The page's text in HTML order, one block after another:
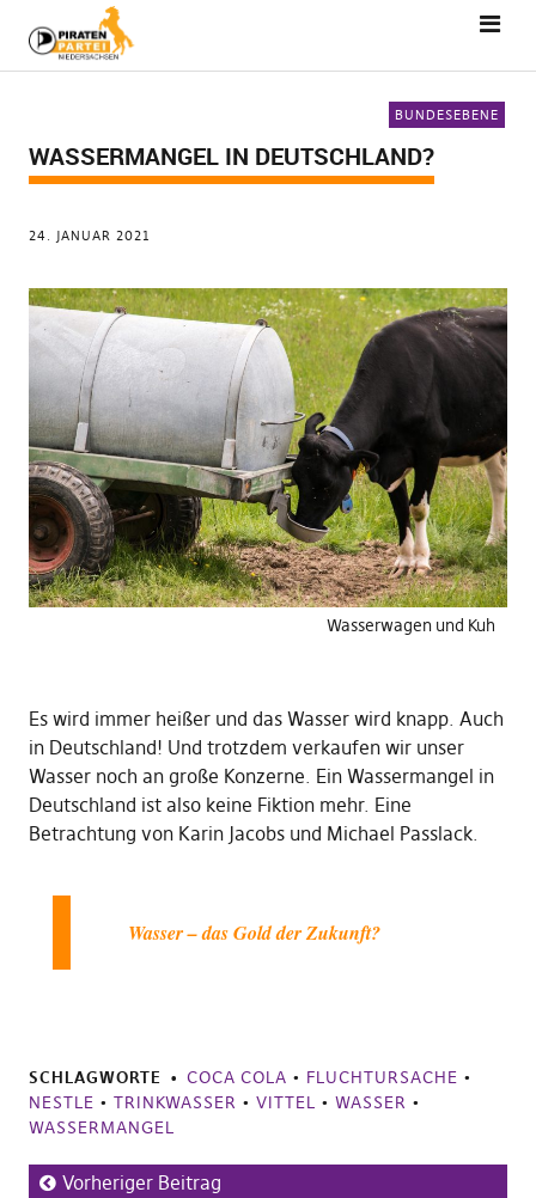
BUNDESEBENE
WASSERMANGEL IN DEUTSCHLAND?
24. JANUAR 2021
Wasserwagen und Kuh
Es wird immer heißer und das Wasser wird knapp. Auch
in Deutschland! Und trotzdem verkaufen wir unser
Wasser noch an große Konzerne. Ein Wassermangel in
Deutschland ist also keine Fiktion mehr. Eine
Betrachtung von Karin Jacobs und Michael Passlack.
Wasser – das Gold der Zukunft?
SCHLAGWORTE COCA COLA • FLUCHTURSACHE •
NESTLE • TRINKWASSER • VITTEL • WASSER •
WASSERMANGEL
Vorheriger Beitrag